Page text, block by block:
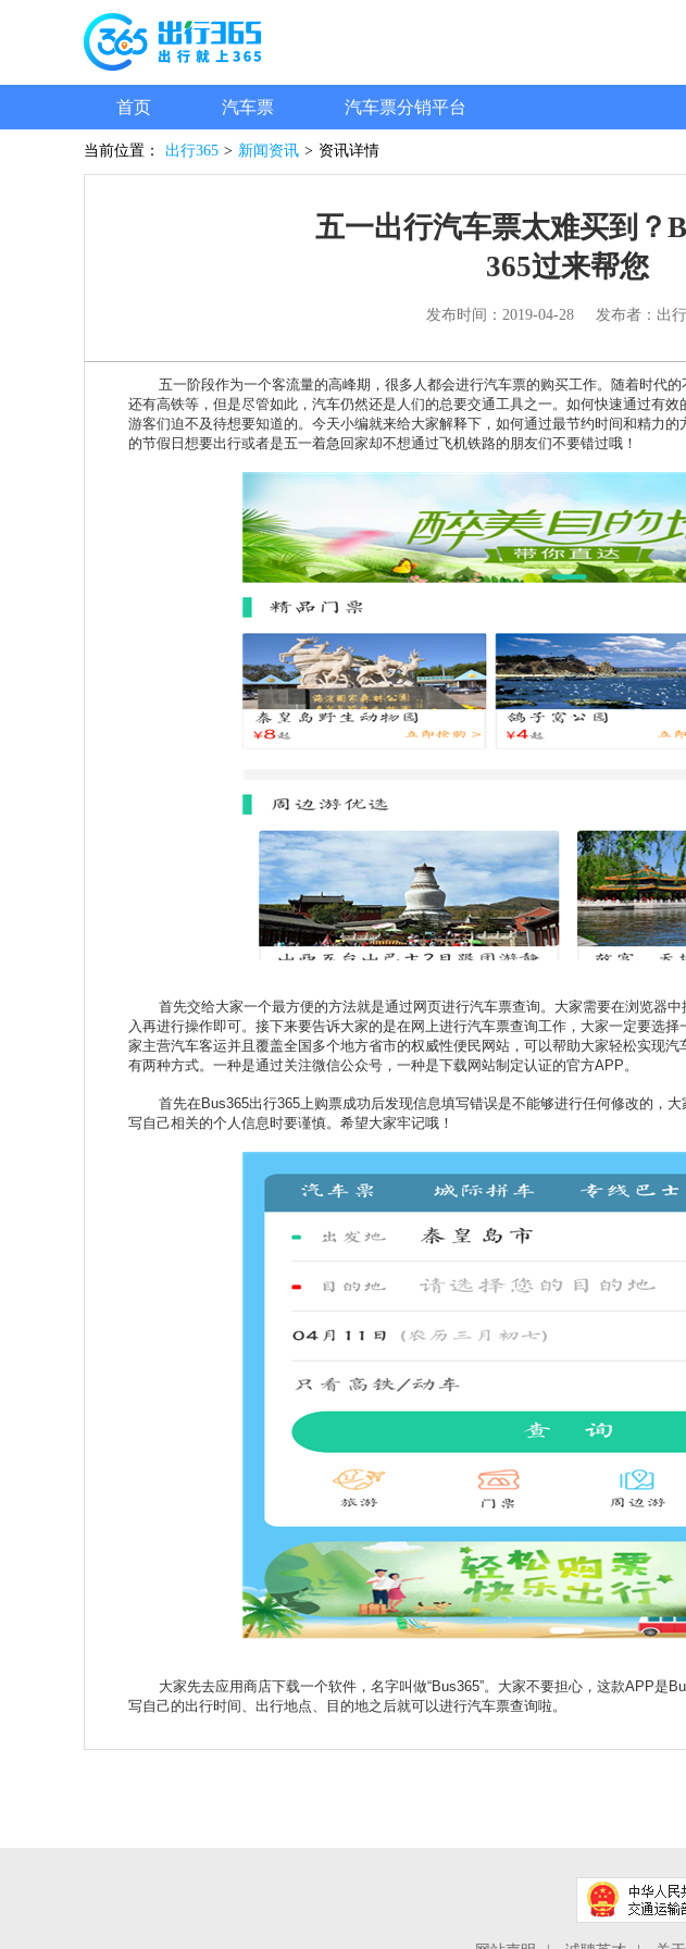
首页 汽车票 汽车票分销平台
当前位置： 出行365 > 新闻资讯 > 资讯详情
五一出行汽车票太难买到？
365过来帮您
发布时间： 2019-04-28发布者：出行
五一阶段作为一个客流量的高峰期，很多人都会进行汽车票的购买工作。随着时代的
还有高铁等，但是尽管如此，汽车仍然还是人们的总要交通工具之一。如何快速通过有
游客们迫不及待想要知道的。今天小编就来给大家解释下，如何通过最节约时间和精力
的节假日想要出行或者是五一着急回家却不想通过飞机铁路的朋友们不要错过哦！
首先交给大家一个最方便的方法就是通过网页进行汽车票查询。大家需要在浏览器中
入再进行操作即可。接下来要告诉大家的是在网上进行汽车票查询工作，大家一定要选
家主营汽车客运并且覆盖全国多个地方省市的权威性便民网站，可以帮助大家轻松实现
有两种方式。一种是通过关注微信公众号，一种是下载网站制定认证的官方APP。
首先在Bus365出行365上购票成功后发现信息填写错误是不能够进行任何修改的，大
写自己相关的个人信息时要谨慎。希望大家牢记哦！
大家先去应用商店下载一个软件，名字叫做“Bus365”。大家不要担心，这款APP是
写自己的出行时间、出行地点、目的地之后就可以进行汽车票查询啦。